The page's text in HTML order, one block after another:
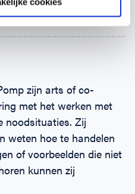
enkel en voet
zijn arts of co-
met het werken met
noodsituaties. Zij
weten hoe te handelen
of voorbeelden die niet
kunnen zij